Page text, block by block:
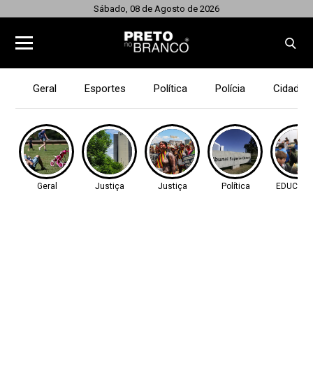
Sábado, 08 de Agosto de 2026
Geral Esportes Política Polícia Cidades
Geral Justiça Justiça Política